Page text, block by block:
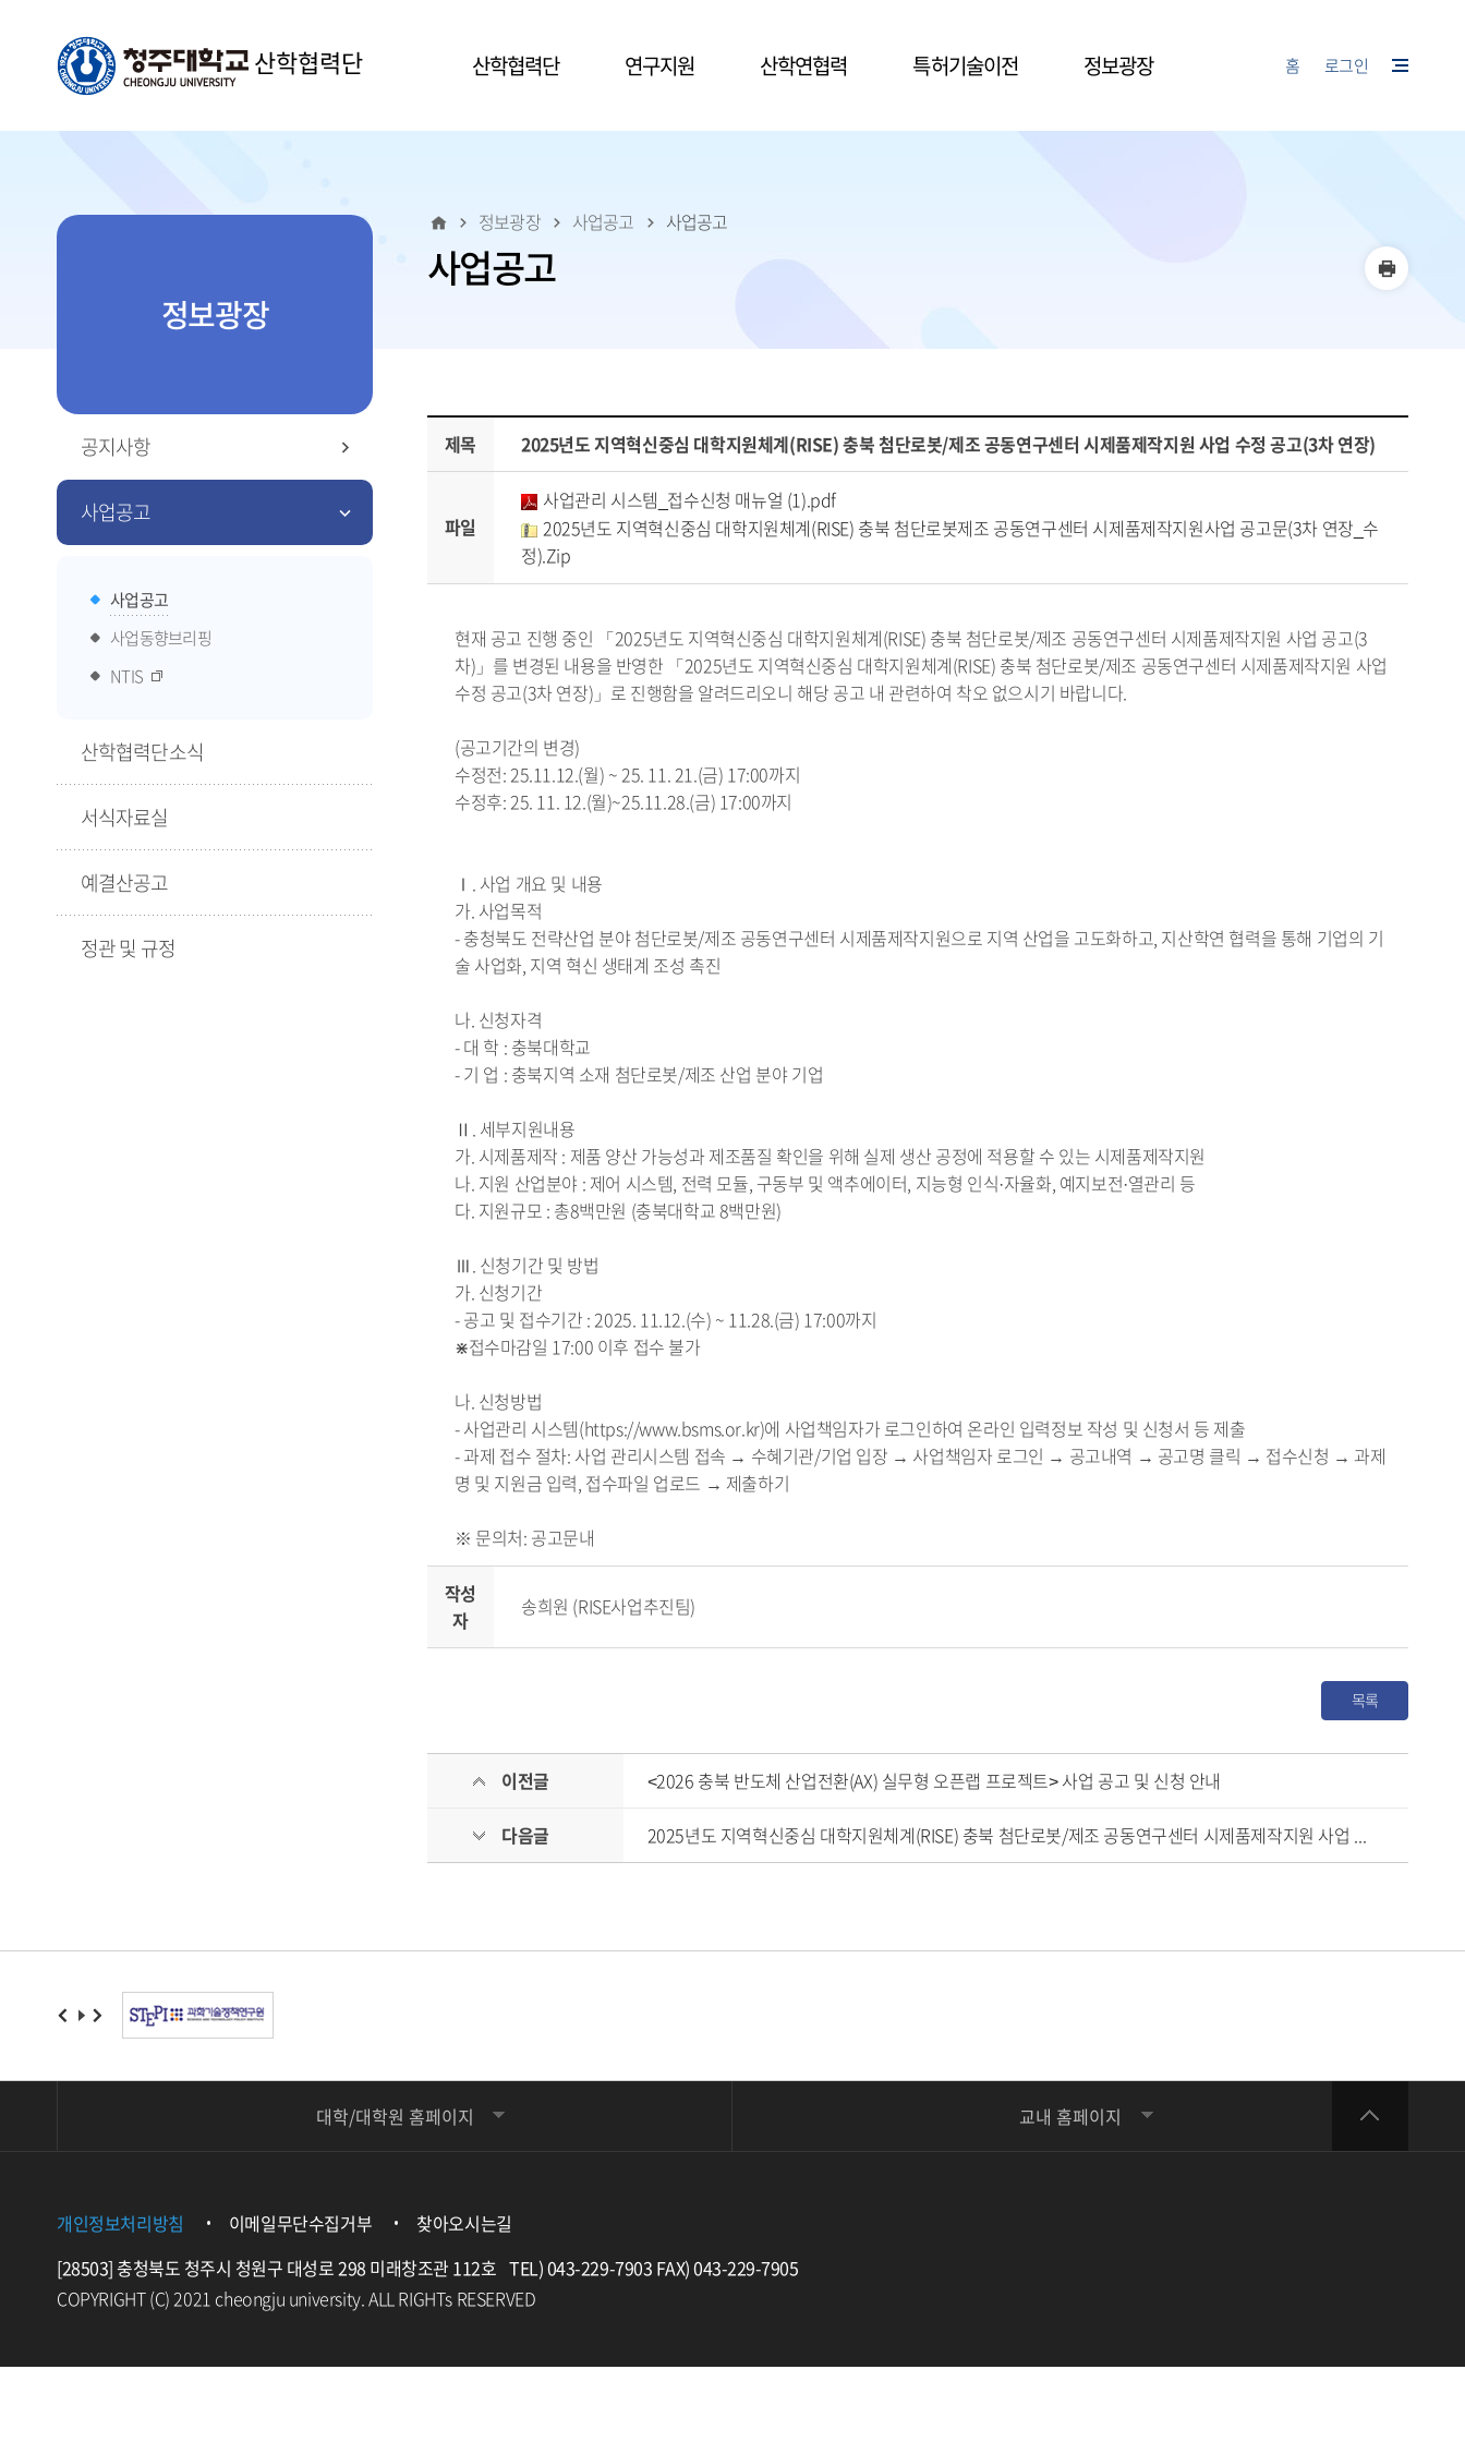
산학협력단 산학협력단 연구지원 산학연협력 특허기술이전 정보광장 홈 로그인
정보광장
공지사항
사업공고
사업공고
사업동향브리핑
NTIS
산학협력단소식
서식자료실
예결산공고
정관 및 규정
정보광장 사업공고 사업공고
사업공고
제목 2025년도 지역혁신중심 대학지원체계(RISE) 충북 첨단로봇/제조 공동연구센터 시제품제작지원 사업 수정 공고(3차 연장)
파일
사업관리 시스템_접수신청 매뉴얼 (1).pdf
2025년도 지역혁신중심 대학지원체계(RISE) 충북 첨단로봇제조 공동연구센터 시제품제작지원사업 공고문(3차 연장_수
정).Zip
현재 공고 진행 중인 「2025년도 지역혁신중심 대학지원체계(RISE) 충북 첨단로봇/제조 공동연구센터 시제품제작지원 사업 공고(3
차)」를 변경된 내용을 반영한 「2025년도 지역혁신중심 대학지원체계(RISE) 충북 첨단로봇/제조 공동연구센터 시제품제작지원 사업
수정 공고(3차 연장)」로 진행함을 알려드리오니 해당 공고 내 관련하여 착오 없으시기 바랍니다.
(공고기간의 변경)
수정전: 25.11.12.(월) ~ 25. 11. 21.(금) 17:00까지
수정후: 25. 11. 12.(월)~25.11.28.(금) 17:00까지
Ⅰ. 사업 개요 및 내용
가. 사업목적
- 충청북도 전략산업 분야 첨단로봇/제조 공동연구센터 시제품제작지원으로 지역 산업을 고도화하고, 지산학연 협력을 통해 기업의 기
술 사업화, 지역 혁신 생태계 조성 촉진
나. 신청자격
- 대 학 : 충북대학교
- 기 업 : 충북지역 소재 첨단로봇/제조 산업 분야 기업
Ⅱ. 세부지원내용
가. 시제품제작 : 제품 양산 가능성과 제조품질 확인을 위해 실제 생산 공정에 적용할 수 있는 시제품제작지원
나. 지원 산업분야 : 제어 시스템, 전력 모듈, 구동부 및 액추에이터, 지능형 인식·자율화, 예지보전·열관리 등
다. 지원규모 : 총8백만원 (충북대학교 8백만원)
Ⅲ. 신청기간 및 방법
가. 신청기간
- 공고 및 접수기간 : 2025. 11.12.(수) ~ 11.28.(금) 17:00까지
⋇접수마감일 17:00 이후 접수 불가
나. 신청방법
- 사업관리 시스템(https://www.bsms.or.kr)에 사업책임자가 로그인하여 온라인 입력정보 작성 및 신청서 등 제출
- 과제 접수 절차: 사업 관리시스템 접속 → 수혜기관/기업 입장 → 사업책임자 로그인 → 공고내역 → 공고명 클릭 → 접수신청 → 과제
명 및 지원금 입력, 접수파일 업로드 → 제출하기
※ 문의처: 공고문내
작성
자
송희원 (RISE사업추진팀)
목록
이전글 <2026 충북 반도체 산업전환(AX) 실무형 오픈랩 프로젝트> 사업 공고 및 신청 안내
다음글 2025년도 지역혁신중심 대학지원체계(RISE) 충북 첨단로봇/제조 공동연구센터 시제품제작지원 사업 공고(2차)
대학/대학원 홈페이지 교내 홈페이지
개인정보처리방침 이메일무단수집거부
찾아오시는길
[28503] 충청북도 청주시 청원구 대성로 298 미래창조관 112호 TEL) 043-229-7903 FAX) 043-229-7905
COPYRIGHT (C) 2021 cheongju university. ALL RIGHTs RESERVED